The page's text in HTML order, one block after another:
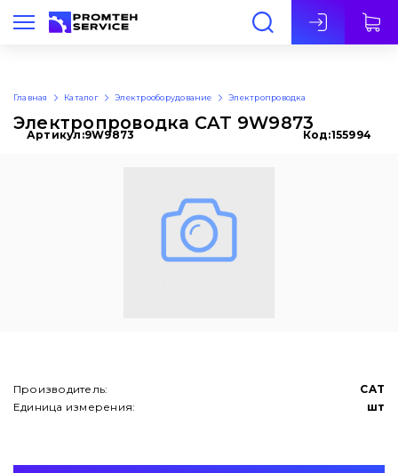
Рус
Главная Каталог Электрооборудование Электропроводка
Электропроводка CAT 9W9873
Артикул:9W9873 Код:155994
Производитель:
CAT
Единица измерения:
шт